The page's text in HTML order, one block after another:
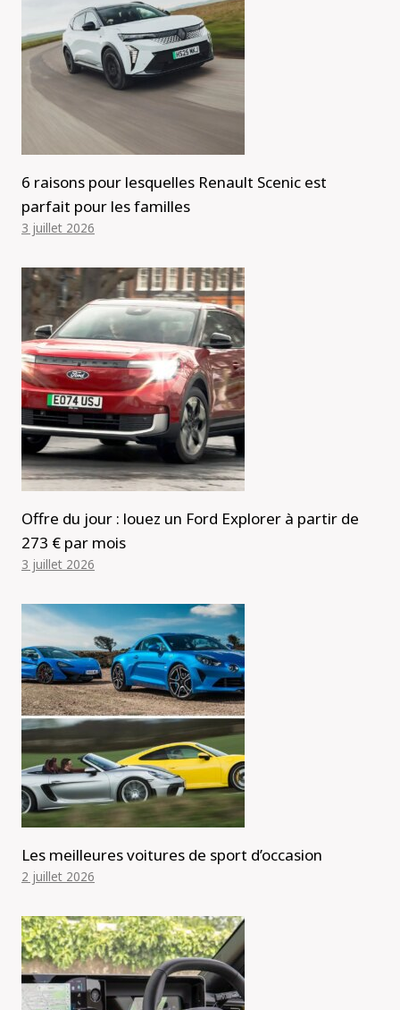
6 raisons pour lesquelles Renault Scenic est
parfait pour les familles
3 juillet 2026
Offre du jour : louez un Ford Explorer à partir de
273 € par mois
3 juillet 2026
Les meilleures voitures de sport d’occasion
2 juillet 2026